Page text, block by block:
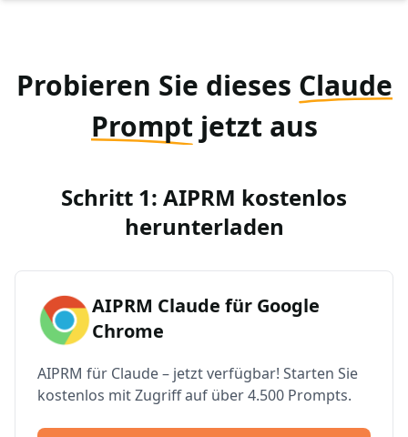
Probieren Sie dieses Claude
Prompt jetzt aus
Schritt 1: AIPRM kostenlos
herunterladen
AIPRM Claude für Google
Chrome
AIPRM für Claude – jetzt verfügbar! Starten Sie
kostenlos mit Zugriff auf über 4.500 Prompts.